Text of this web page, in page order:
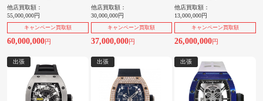
他店買取額：
55,000,000円
キャンペーン買取額
60,000,000円
他店買取額：
30,000,000円
キャンペーン買取額
37,000,000円
他店買取額：
13,000,000円
キャンペーン買取額
26,000,000円
出張 出張 出張